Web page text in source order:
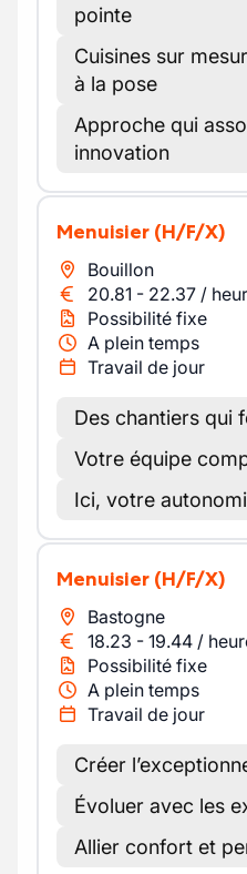
pointe
Cuisines sur
à la pose
Approche qui
innovation
Menuisier (H/F/X)
Bouillon
20.81 - 22.37 /
Possibilité fixe
A plein temps
Travail de jour
Des chantiers qui
Votre équipe
Ici, votre
Menuisier (H/F/X)
Bastogne
18.23 - 19.44 /
Possibilité fixe
A plein temps
Travail de jour
Créer
Évoluer avec les
Allier confort et